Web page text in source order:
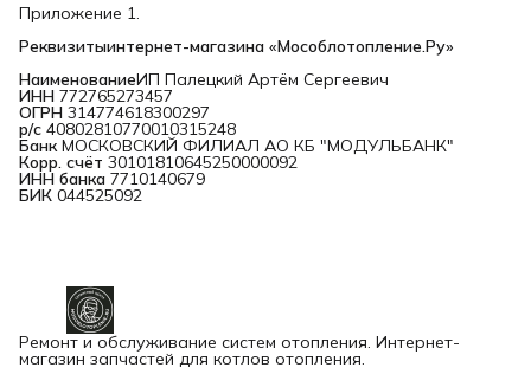
Приложение 1.
Реквизитыинтернет-магазина «Мособлотопление.Ру»
НаименованиеИП Палецкий Артём Сергеевич
ИНН 772765273457
ОГРН 314774618300297
р/с 40802810770010315248
БанкМОСКОВСКИЙ ФИЛИАЛ АО КБ "МОДУЛЬБАНК"
Корр. счёт 30101810645250000092
ИНН банка 7710140679
БИК 044525092
Ремонт и обслуживание систем отопления. Интернет-
магазин запчастей для котлов отопления.